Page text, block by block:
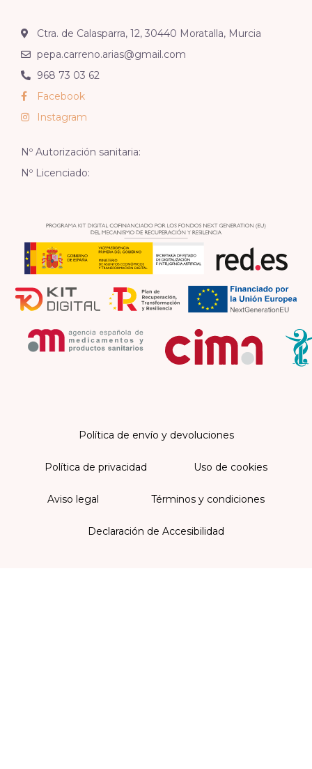
Ctra. de Calasparra, 12, 30440 Moratalla, Murcia
pepa.carreno.arias@gmail.com
968 73 03 62
Facebook
Instagram
Nº Autorización sanitaria:
Nº Licenciado:
Política de envío y devoluciones
Política de privacidad Uso de cookies
Aviso legal Términos y condiciones
Declaración de Accesibilidad